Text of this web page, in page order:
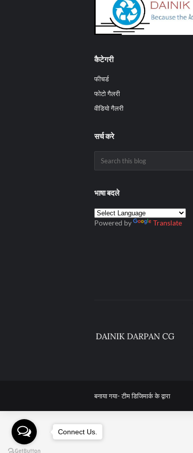
कैटेगरी
फीचर्ड
फोटो गैलरी
वीडियो गैलरी
सर्च करे
भाषा बदले
Powered by Translate
बनाया गया-टीम डिजिमार्क के द्वारा
Connect Us.